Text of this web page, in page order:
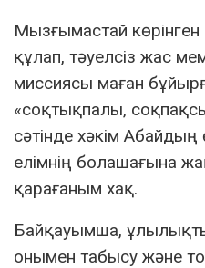
Мызғымастай
құлап, тәуелсіз жас
миссиясы маған
«соқтықпалы,
сәтінде хәкім Абайдың
елімнің болашағына
қарағаным хақ.
Байқауымша,
онымен табысу және